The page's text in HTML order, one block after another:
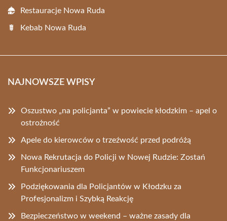
Restauracje Nowa Ruda
Kebab Nowa Ruda
NAJNOWSZE WPISY
Oszustwo „na policjanta” w powiecie kłodzkim – apel o
ostrożność
Apele do kierowców o trzeźwość przed podróżą
Nowa Rekrutacja do Policji w Nowej Rudzie: Zostań
Funkcjonariuszem
Podziękowania dla Policjantów w Kłodzku za
Profesjonalizm i Szybką Reakcję
Bezpieczeństwo w weekend – ważne zasady dla